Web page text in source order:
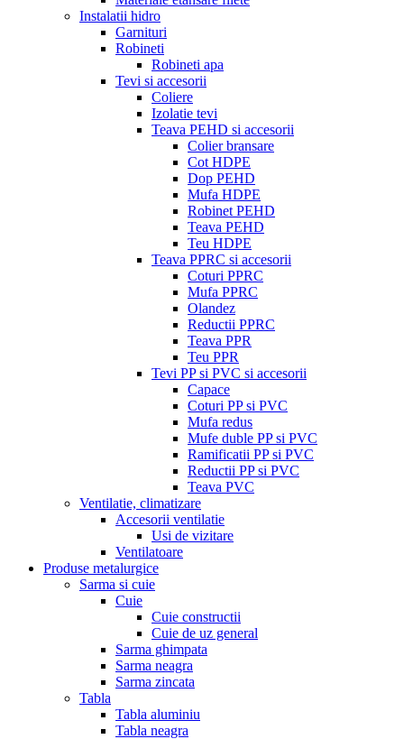
Instalatii hidro
Garnituri
Robineti
Robineti apa
Tevi si accesorii
Coliere
Izolatie tevi
Teava PEHD si accesorii
Colier bransare
Cot HDPE
Dop PEHD
Mufa HDPE
Robinet PEHD
Teava PEHD
Teu HDPE
Teava PPRC si accesorii
Coturi PPRC
Mufa PPRC
Olandez
Reductii PPRC
Teava PPR
Teu PPR
Tevi PP si PVC si accesorii
Capace
Coturi PP si PVC
Mufa redus
Mufe duble PP si PVC
Ramificatii PP si PVC
Reductii PP si PVC
Teava PVC
Ventilatie, climatizare
Accesorii ventilatie
Usi de vizitare
Ventilatoare
Produse metalurgice
Sarma si cuie
Cuie
Cuie constructii
Cuie de uz general
Sarma ghimpata
Sarma neagra
Sarma zincata
Tabla
Tabla aluminiu
Tabla neagra